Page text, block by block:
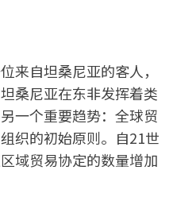
来自坦桑尼亚的客人，
桑尼亚在东非发挥着类
一个重要趋势：全球贸
织的初始原则。自21世
域贸易协定的数量增加